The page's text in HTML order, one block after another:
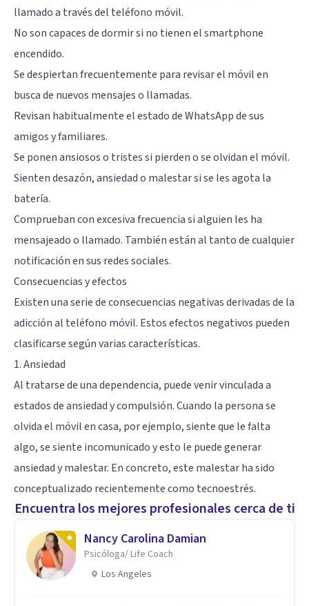
llamado a través del teléfono móvil.
No son capaces de dormir si no tienen el smartphone
encendido.
Se despiertan frecuentemente para revisar el móvil en
busca de nuevos mensajes o llamadas.
Revisan habitualmente el estado de WhatsApp de sus
amigos y familiares.
Se ponen ansiosos o tristes si pierden o se olvidan el móvil.
Sienten desazón, ansiedad o malestar si se les agota la
batería.
Comprueban con excesiva frecuencia si alguien les ha
mensajeado o llamado. También están al tanto de cualquier
notificación en sus redes sociales.
Consecuencias y efectos
Existen una serie de consecuencias negativas derivadas de la
adicción al teléfono móvil. Estos efectos negativos pueden
clasificarse según varias características.
1. Ansiedad
Al tratarse de una dependencia, puede venir vinculada a
estados deansiedady compulsión. Cuando la persona se
olvida el móvil en casa, por ejemplo, siente que le falta
algo, se siente incomunicado y esto le puede generar
ansiedad y malestar. En concreto, este malestar ha sido
conceptualizado recientemente como tecnoestrés.
Encuentra los mejores profesionales cerca de ti
Nancy Carolina Damian
Psicóloga/ Life Coach
Los Angeles